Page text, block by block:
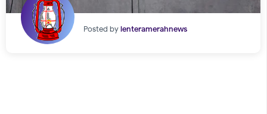
Posted bylenteramerahnews